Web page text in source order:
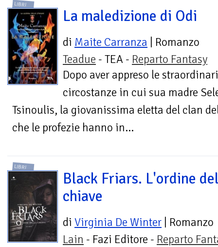
LIBRI
La maledizione di Odi
di Maite Carranza | Romanzo
Teadue - TEA - Reparto Fantasy
Dopo aver appreso le
circostanze in cui sua madre
Tsinoulis, la giovanissima eletta del clan
che le profezie hanno in...
LIBRI
Black Friars. L'ordine
chiave
di Virginia De Winter | Romanzo
Lain - Fazi Editore - Reparto